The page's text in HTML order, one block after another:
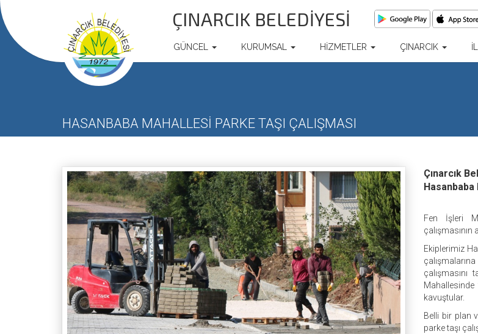
ÇINARCIK BELEDİYESİ
GÜNCEL KURUMSAL HİZMETLER ÇINARCIK
HASANBABA MAHALLESİ PARKE TAŞI ÇALIŞMASI
Çınarcık
Hasanbaba
Fen İşleri
çalışmasının
Ekiplerimiz
çalışmalarına
kavuştular.
Belli bir plan
parke taşı